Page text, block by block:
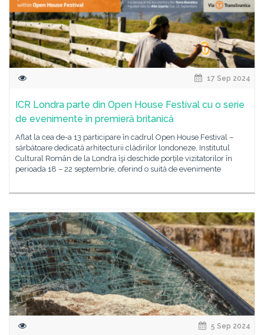
17 Sep 2024
ICR Londra parte din Open House Festival cu o serie
de evenimente în premieră britanică
Aflat la cea de-a 13 participare în cadrul Open House Festival –
sărbătoare dedicată arhitecturii clădirilor londoneze, Institutul
Cultural Român de la Londra îşi deschide porțile vizitatorilor în
perioada 18 – 22 septembrie, oferind o suită de evenimente
5 Sep 2024